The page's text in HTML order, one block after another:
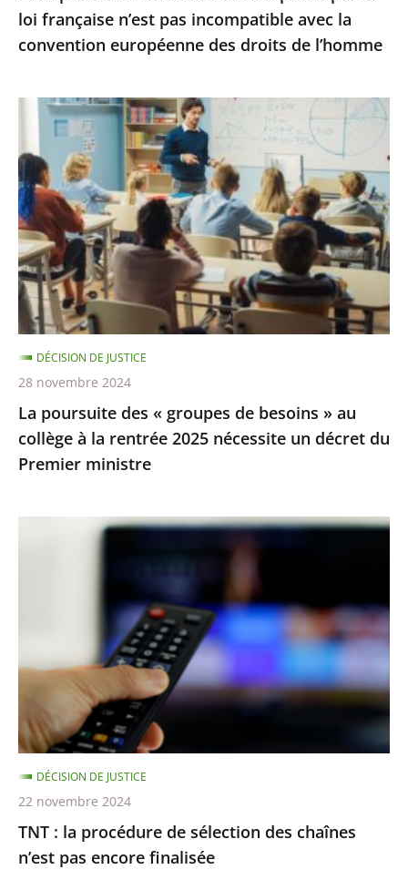
avec
la
européenne
droits
de
l’homme
loi française n’est pas incompatible avec la
convention européenne des droits de l’homme
poursuite
des
«
groupes
de
besoins
»
au
collège
à
la
rentrée
2025
nécessite
décret
La poursuite des « groupes de besoins » au
collège à la rentrée 2025 nécessite un décret du
Premier ministre
DÉCISION DE JUSTICE
28 novembre 2024
des
chaînes
n’est
pas
encore
finalisée
TNT : la procédure de sélection des chaînes
n’est pas encore finalisée
DÉCISION DE JUSTICE
22 novembre 2024